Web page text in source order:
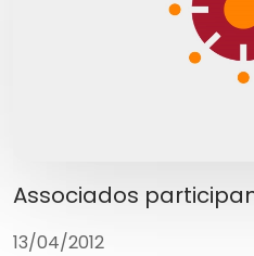
Associados
13/04/2012